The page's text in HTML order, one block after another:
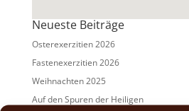
Neueste Beiträge
Osterexerzitien 2026
Fastenexerzitien 2026
Weihnachten 2025
Auf den Spuren der Heiligen